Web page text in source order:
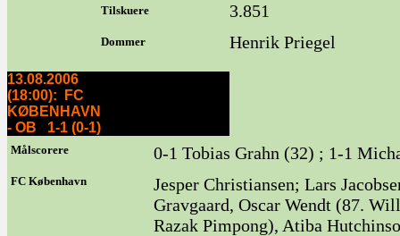
Tilskuere 3.851
Dommer Henrik Priegel
13.08.2006
(18:00): FC
KØBENHAVN
- OB 1-1 (0-1)
Målscorere 0-1 Tobias Grahn (32) ; 1-1
FC København
Jesper Christiansen; Lars
Gravgaard, Oscar Wendt (87.
Razak Pimpong), Atiba